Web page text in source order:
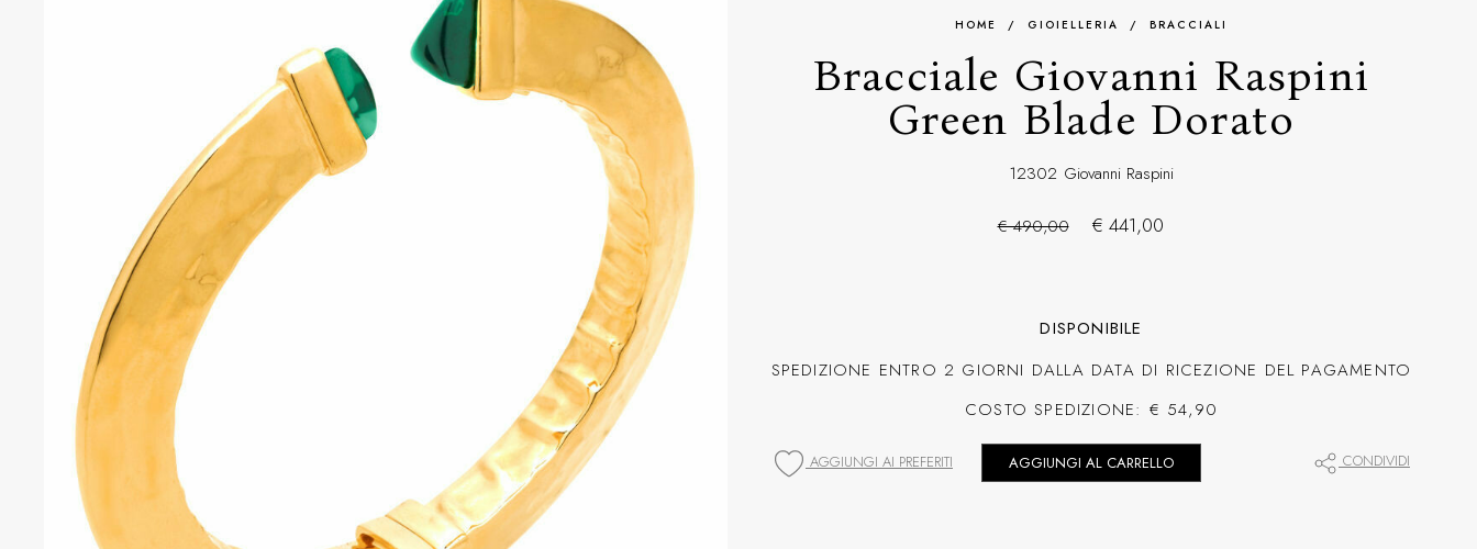
HOME / GIOIELLERIA / BRACCIALI
Bracciale Giovanni Raspini
Green Blade Dorato
12302 Giovanni Raspini
€ 490,00 € 441,00
DISPONIBILE
SPEDIZIONE ENTRO 2 GIORNI DALLA DATA DI RICEZIONE DEL PAGAMENTO
COSTO SPEDIZIONE: € 54,90
AGGIUNGI AI PREFERITI AGGIUNGI AL CARRELLO CONDIVIDI